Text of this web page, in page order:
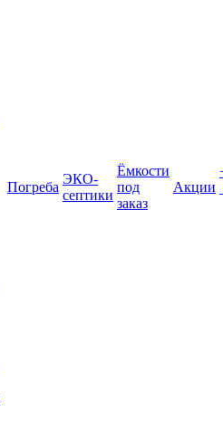
Погреба
ЭКО-
септики
Ёмкости
под
заказ
Акции